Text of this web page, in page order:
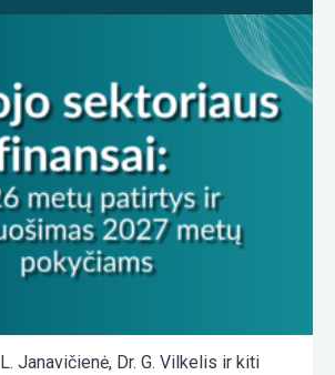
L. Janavičienė, Dr. G. Vilkelis ir kiti